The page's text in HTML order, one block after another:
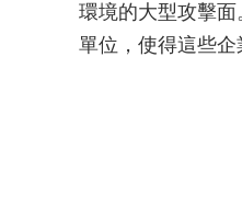
環境的大型攻擊
單位，使得這些企